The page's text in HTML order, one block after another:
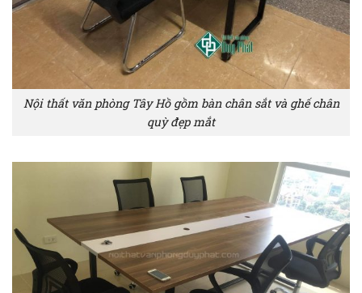
Nội thất văn phòng Tây Hồ gồm bàn chân sắt và ghế chân
quỳ đẹp mắt